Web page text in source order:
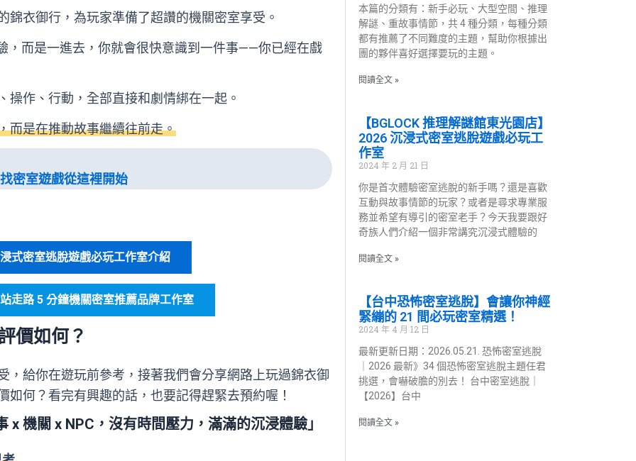
衣御行，為玩家準備了超讚的機關密室享受。
而是一進去，你就會很快意識到一件事——你已經在戲
作、行動，全部直接和劇情綁在一起。
而是在推動故事繼續往前走。
密室遊戲從這裡開始
式密室逃脫遊戲必玩工作室介紹
走路 5 分鐘機關密室推薦品牌工作室
價如何？
，給你在遊玩前參考，接著我們會分享網路上玩過錦衣御
何？看完有興趣的話，也要記得趕緊去預約喔！
機關 x NPC，沒有時間壓力，滿滿的沉浸體驗」
本篇的分類有：新手必玩、大型空間、推理
解謎、重故事情節，共 4 種分類，每種分類
都有推薦了不同難度的主題，幫助你根據出
團的夥伴喜好選擇要玩的主題。
閱讀全文 »
【BGLOCK 推理解謎館東光園店】
2026 沉浸式密室逃脫遊戲必玩工
作室
2024 年 2 月 21 日
你是首次體驗密室逃脫的新手嗎？還是喜歡
互動與故事情節的玩家？或者是尋求專業服
務並希望有導引的密室老手？今天我要跟好
奇族人們介紹一個非常講究沉浸式體驗的
閱讀全文 »
【台中恐怖密室逃脫】會讓你神經
緊繃的 21 間必玩密室精選！
2024 年 4 月 12 日
最新更新日期：2026.05.21. 恐怖密室逃脫
｜2026 最新》34 個恐怖密室逃脫主題任君
挑選，會嚇破膽的別去！ 台中密室逃脫｜
【2026】台中
閱讀全文 »